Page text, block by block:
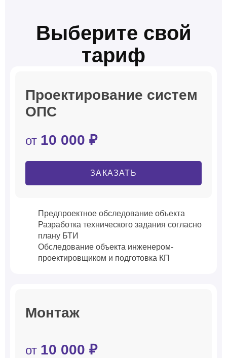
Выберите свой
тариф
Проектирование систем
ОПС
от 10 000 ₽
ЗАКАЗАТЬ
Предпроектное обследование объекта
Разработка технического задания согласно
плану БТИ
Обследование объекта инженером-
проектировщиком и подготовка КП
Монтаж
от 10 000 ₽